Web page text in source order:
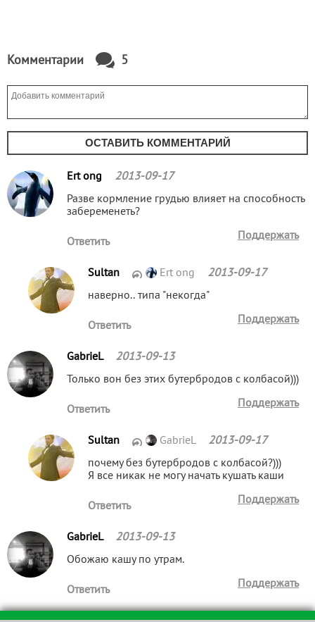
Комментарии 5
ОСТАВИТЬ КОММЕНТАРИЙ
Ert ong 2013-09-17
Разве кормление грудью влияет на способность
забеременеть?
Ответить
Поддержать
Sultan Ert ong 2013-09-17
наверно.. типа "некогда"
Ответить
Поддержать
GabrieL 2013-09-13
Только вон без этих бутербродов с колбасой)))
Ответить
Поддержать
Sultan GabrieL 2013-09-17
почему без бутербродов с колбасой?)))
Я все никак не могу начать кушать каши
Ответить
Поддержать
GabrieL 2013-09-13
Обожаю кашу по утрам.
Ответить
Поддержать